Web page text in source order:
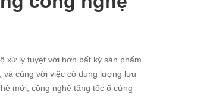
xử lý tuyệt vời hơn bất kỳ sản phẩm
và cùng với việc có dung lượng lưu
mới, công nghệ tăng tốc ổ cứng